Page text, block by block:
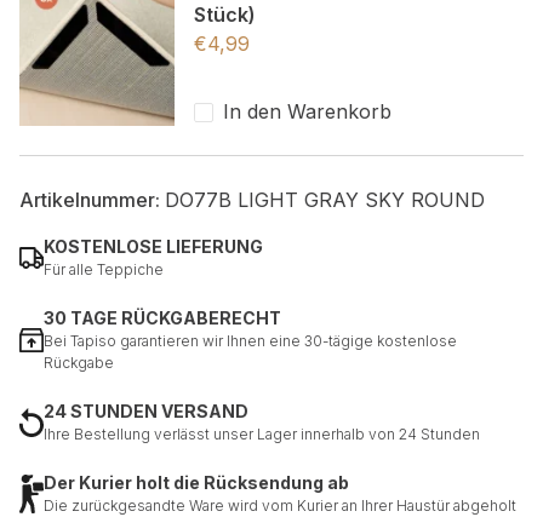
Stück)
€4,99
In den Warenkorb
Artikelnummer: DO77B LIGHT GRAY SKY ROUND
KOSTENLOSE LIEFERUNG
Für alle Teppiche
30 TAGE RÜCKGABERECHT
Bei Tapiso garantieren wir Ihnen eine 30-tägige kostenlose
Rückgabe
24 STUNDEN VERSAND
Ihre Bestellung verlässt unser Lager innerhalb von 24 Stunden
Der Kurier holt die Rücksendung ab
Die zurückgesandte Ware wird vom Kurier an Ihrer Haustür abgeholt